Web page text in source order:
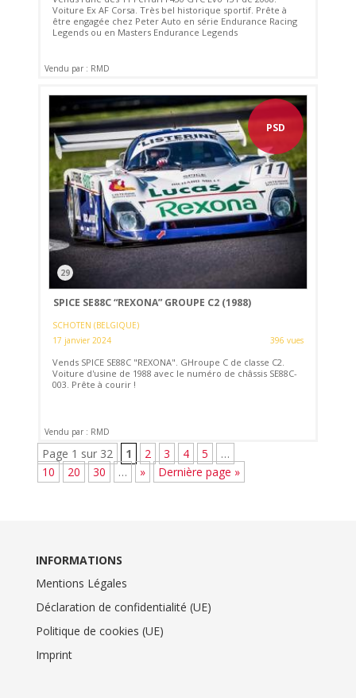
Voiture Ex AF Corsa. Très bel historique sportif. Prête à
être engagée chez Peter Auto en série Endurance Racing
Legends ou en Masters Endurance Legends
Vendu par : RMD
PSD
29
SPICE SE88C “REXONA” GROUPE C2 (1988)
SCHOTEN (BELGIQUE)
17 janvier 2024
396 vues
Vends SPICE SE88C "REXONA". GHroupe C de classe C2.
Voiture d'usine de 1988 avec le numéro de châssis SE88C-
003. Prête à courir !
Vendu par : RMD
Page 1 sur 32 1 2 3 4 5
…
10
20 30 … » Dernière page »
INFORMATIONS
Mentions Légales
Déclaration de confidentialité (UE)
Politique de cookies (UE)
Imprint